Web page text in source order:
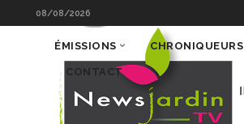
08/08/2026
ÉMISSIONS CHRONIQUEURS
CONTACT